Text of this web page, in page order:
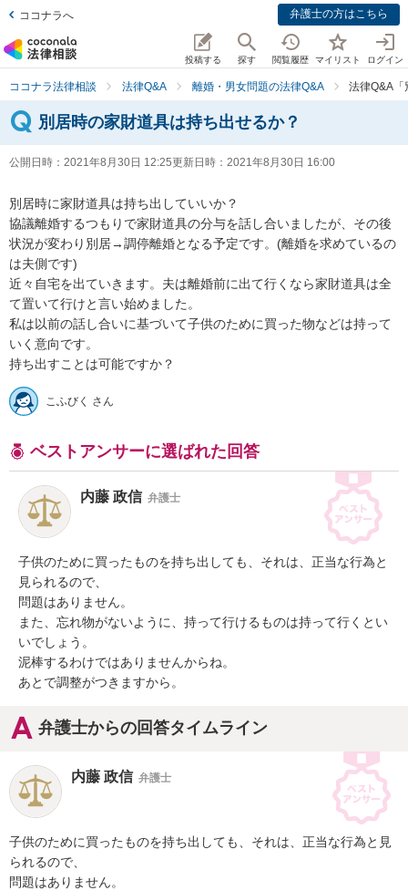
ココナラへ 弁護士の方はこちら
投稿する 探す 閲覧履歴 マイリスト ログイン
ココナラ法律相談 法律Q&A 離婚・男女問題の法律Q&A 法律Q&A「
別居時の家財道具は持ち出せるか？
公開日時： 2021年8月30日 12:25更新日時： 2021年8月30日 16:00
別居時に家財道具は持ち出していいか？
協議離婚するつもりで家財道具の分与を話し合いましたが、その後
状況が変わり別居→調停離婚となる予定です。(離婚を求めているの
は夫側です)
近々自宅を出ていきます。夫は離婚前に出て行くなら家財道具は全
て置いて行けと言い始めました。
私は以前の話し合いに基づいて子供のために買った物などは持って
いく意向です。
持ち出すことは可能ですか？
こふびく さん
ベストアンサーに選ばれた回答
内藤 政信 弁護士
子供のために買ったものを持ち出しても、それは、正当な行為と
見られるので、
問題はありません。
また、忘れ物がないように、持って行けるものは持って行くとい
いでしょう。
泥棒するわけではありませんからね。
あとで調整がつきますから。
弁護士からの回答タイムライン
内藤 政信 弁護士
子供のために買ったものを持ち出しても、それは、正当な行為と見
られるので、
問題はありません。